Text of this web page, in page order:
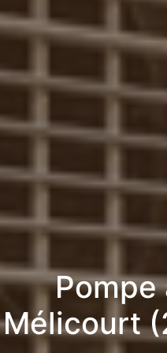
Pompe